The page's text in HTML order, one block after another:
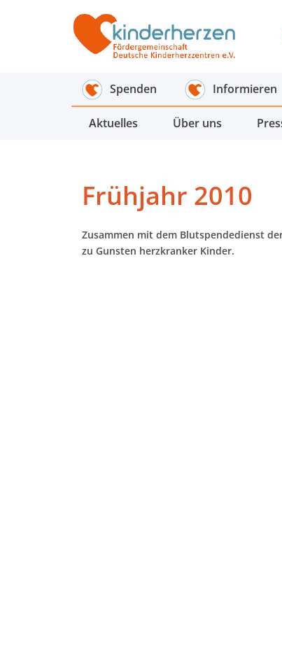
Spenden Informieren
Aktuelles Über uns
Frühjahr 2010
Zusammen mit dem Blutspendedienst
zu Gunsten herzkranker Kinder.